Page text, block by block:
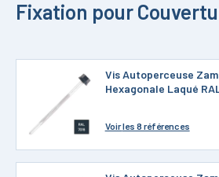
Fixation pour
Vis Autoperceuse
Hexagonale Laqué
Voirles 8 références